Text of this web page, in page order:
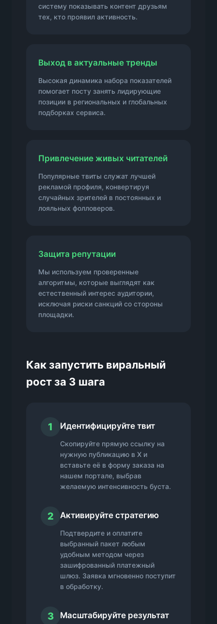
систему показывать контент друзьям
тех, кто проявил активность.
Выход в актуальные тренды
Высокая динамика набора показателей
помогает посту занять лидирующие
позиции в региональных и глобальных
подборках сервиса.
Привлечение живых читателей
Популярные твиты служат лучшей
рекламой профиля, конвертируя
случайных зрителей в постоянных и
лояльных фолловеров.
Защита репутации
Мы используем проверенные
алгоритмы, которые выглядят как
естественный интерес аудитории,
исключая риски санкций со стороны
площадки.
Как запустить виральный
рост за 3 шага
1 Идентифицируйте твит
Скопируйте прямую ссылку на
нужную публикацию в X и
вставьте её в форму заказа на
нашем портале, выбрав
желаемую интенсивность буста.
2 Активируйте стратегию
Подтвердите и оплатите
выбранный пакет любым
удобным методом через
зашифрованный платежный
шлюз. Заявка мгновенно поступит
в обработку.
3 Масштабируйте результат